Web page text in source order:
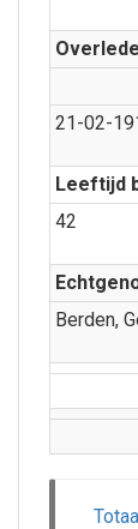
21-02-
Leeftijd
42
Berden,